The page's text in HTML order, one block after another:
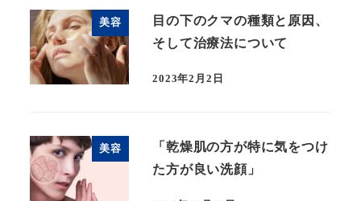
美容
目の下のクマの種類と原因、
そして治療法について
2023年2月2日
美容
「乾燥肌の方が特に気をつけ
た方が良い洗顔」